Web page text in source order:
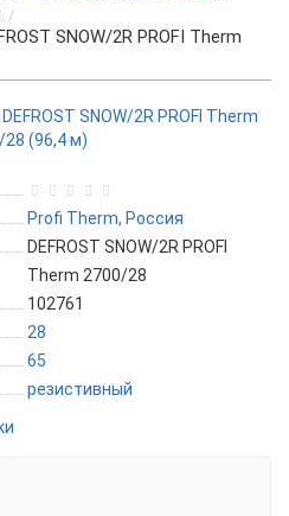
SNOW/2R PROFI Therm
Profi Therm, Россия
DEFROST SNOW/2R PROFI
Therm 2700/28
102761
28
65
резистивный